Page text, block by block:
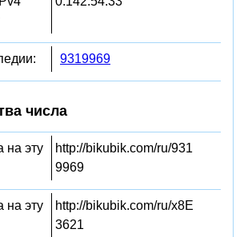
9319969
числа
на эту
http://bikubik.com/ru/931
9969
на эту
http://bikubik.com/ru/x8E
3621